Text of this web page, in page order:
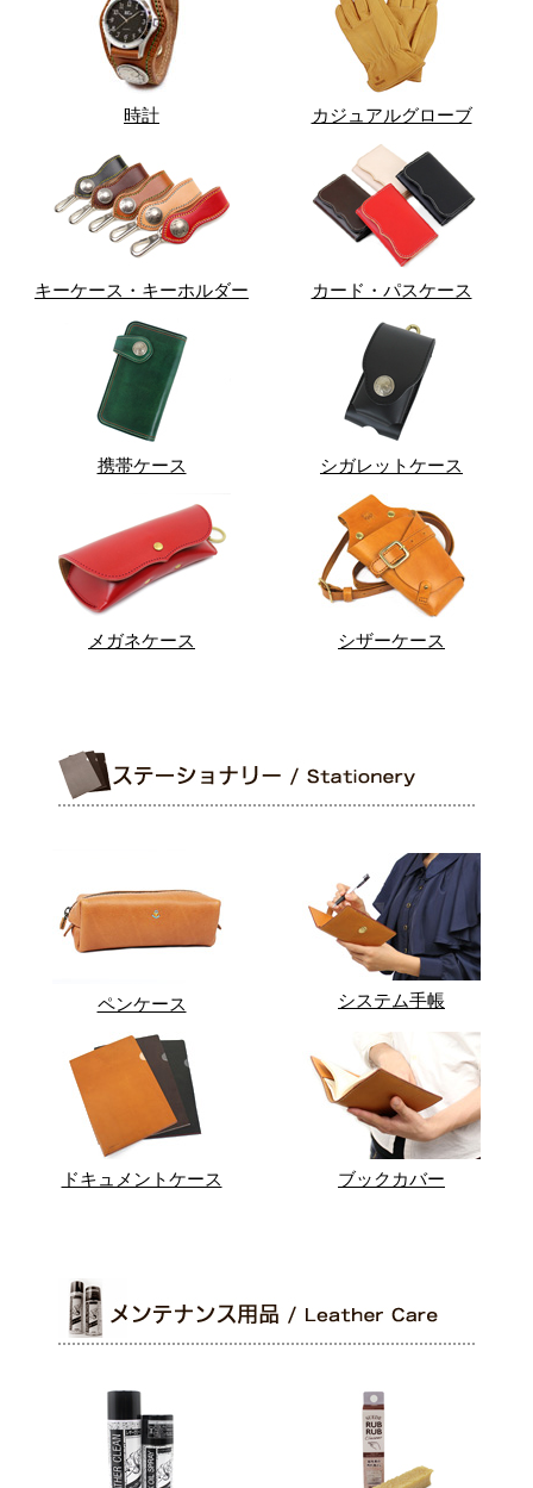
時計 カジュアルグローブ
キーケース・キーホルダー カード・パスケース
携帯ケース シガレットケース
メガネケース シザーケース
ペンケース システム手帳
ドキュメントケース ブックカバー